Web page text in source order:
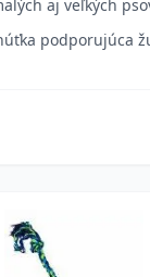
aj veľkých
podporujúca